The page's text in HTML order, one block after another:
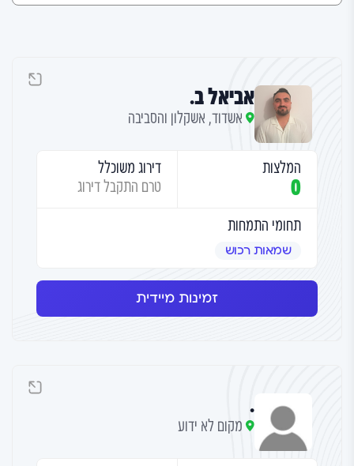
אביאל ב.
אשדוד, אשקלון והסביבה
המלצות
0
דירוג משוכלל
טרם התקבל דירוג
תחומי התמחות
שמאות רכוש
זמינות מיידית
.
מקום לא ידוע